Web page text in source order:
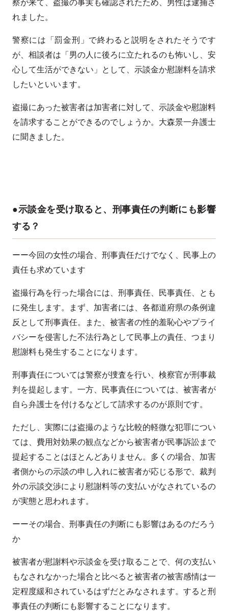
れました。
警察には「罰金刑」で終わると説明をされたそうです
が、相談者は「男の人に後ろに立たれるのも怖いし、安
心して生活ができない」として、示談金か慰謝料を請求
したいといいます。
盗撮にあった被害者は加害者に対して、示談金や慰謝料
を請求することができるのでしょうか。大森景一弁護士
に聞きました。
●示談金を受け取ると、刑事責任の判断にも影響
する？
ーー今回の女性の場合、刑事責任だけでなく、民事上の
責任も求めています
盗撮行為を行った場合には、刑事責任、民事責任、とも
に発生します。まず、加害者には、各都道府県の条例違
反として刑事責任。また、被害者の性的羞恥心やプライ
バシーを侵害した不法行為として民事上の責任、つまり
慰謝料も発生することになります。
刑事責任については警察が捜査を行い、検察官が刑事裁
判を提起します。一方、民事責任については、被害者が
自ら弁護士を付けるなどして請求するのが原則です。
ただし、実際には盗撮のような比較的軽微な犯罪につい
ては、費用対効果の観点などから被害者が民事訴訟まで
提起することはほとんどありません。多くの場合、加害
者側からの示談の申し入れに被害者が応じる形で、裁判
外の示談交渉により慰謝料等の支払いがなされているの
が実態と思われます。
ーーその場合、刑事責任の判断にも影響はあるのだろう
か
被害者が慰謝料や示談金を受け取ることで、何の支払い
もなされなかった場合と比べると被害者の被害感情は一
定程度緩和されているはずだとみなされます。すると刑
事責任の判断にも影響することになります。